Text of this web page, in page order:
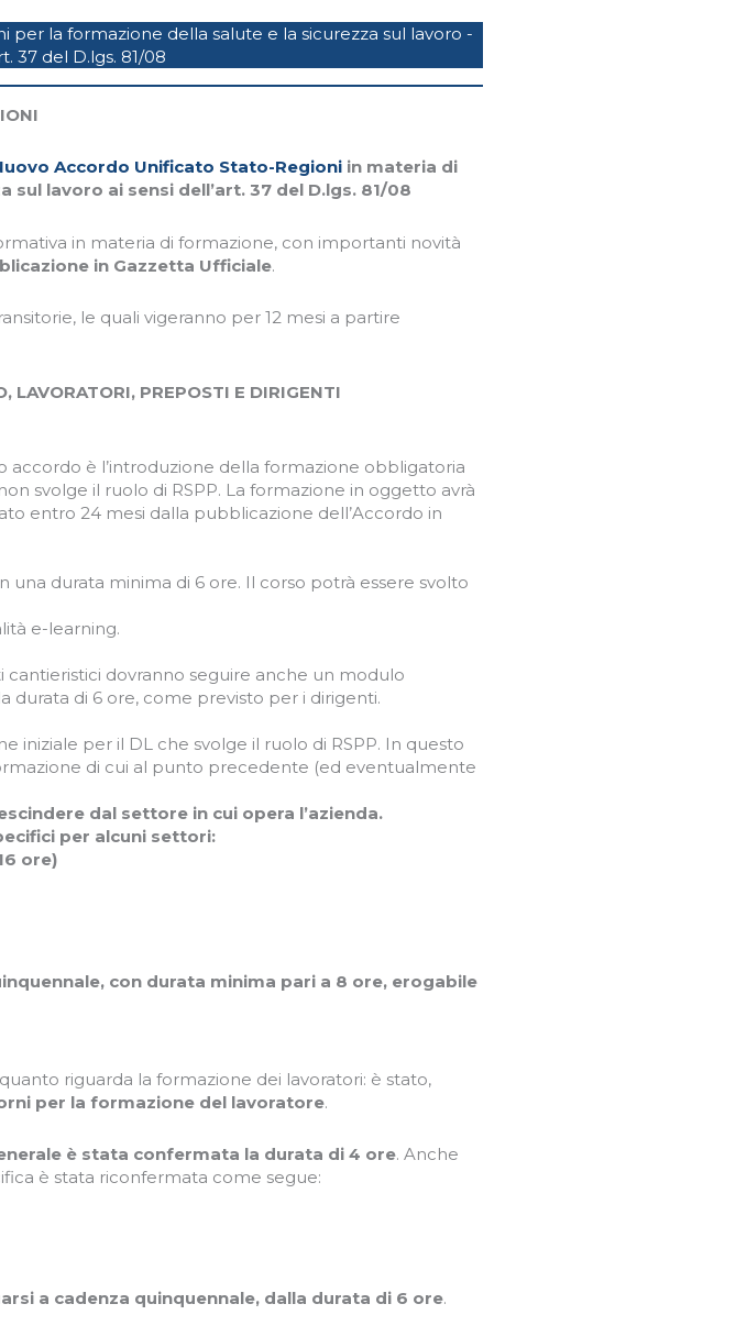
la formazione della salute e la sicurezza sul lavoro -
37 del D.lgs. 81/08
Accordo Unificato Stato-Regioni in materia di
lavoro ai sensi dell’art. 37 del D.lgs. 81/08
in materia di formazione, con importanti novità
in Gazzetta Ufficiale.
le quali vigeranno per 12 mesi a partire
LAVORATORI, PREPOSTI E DIRIGENTI
è l’introduzione della formazione obbligatoria
svolge il ruolo di RSPP. La formazione in oggetto avrà
entro 24 mesi dalla pubblicazione dell’Accordo in
una durata minima di 6 ore. Il corso potrà essere svolto
e-learning.
dovranno seguire anche un modulo
durata di 6 ore, come previsto per i dirigenti.
iniziale per il DL che svolge il ruolo di RSPP. In questo
di cui al punto precedente (ed eventualmente
dal settore in cui opera l’azienda.
per alcuni settori:
ore)
con durata minima pari a 8 ore, erogabile
riguarda la formazione dei lavoratori: è stato,
per la formazione del lavoratore.
è stata confermata la durata di 4 ore. Anche
è stata riconfermata come segue:
a cadenza quinquennale, dalla durata di 6 ore.